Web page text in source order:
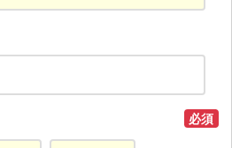
必須